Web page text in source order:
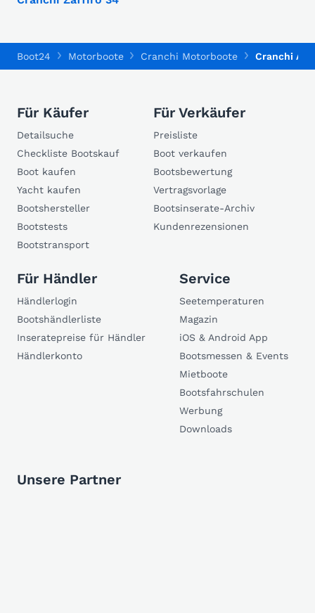
Boot24 Motorboote Cranchi Motorboote Cranchi
Für Käufer
Detailsuche
Checkliste Bootskauf
Boot kaufen
Yacht kaufen
Bootshersteller
Bootstests
Bootstransport
Für Verkäufer
Preisliste
Boot verkaufen
Bootsbewertung
Vertragsvorlage
Bootsinserate-Archiv
Kundenrezensionen
Für Händler
Händlerlogin
Bootshändlerliste
Inseratepreise für Händler
Händlerkonto
Service
Seetemperaturen
Magazin
iOS & Android App
Bootsmessen & Events
Mietboote
Bootsfahrschulen
Werbung
Downloads
Unsere Partner